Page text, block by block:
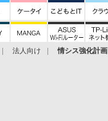
法人向け 情シス強化計画